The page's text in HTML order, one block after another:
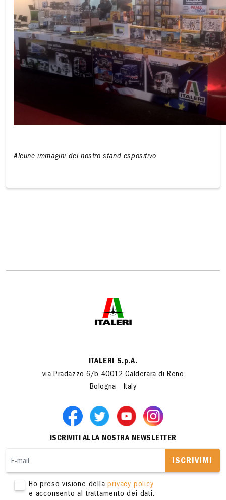
Alcune immagini del nostro stand espositivo
ITALERI S.p.A.
via Pradazzo 6/b 40012 Calderara di Reno
Bologna - Italy
ISCRIVITI ALLA NOSTRA NEWSLETTER
ISCRIVIMI
Ho preso visione dellaprivacy policy
e acconsento al trattamento dei dati.